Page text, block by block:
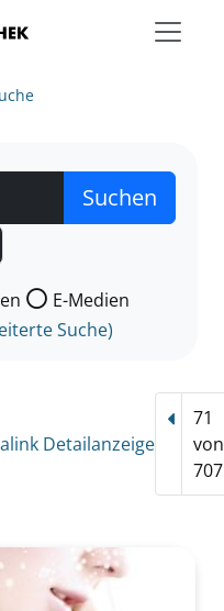
der Sie suchen wollen.
E-Medien
Suche)
Detailanzeige
71
von
707